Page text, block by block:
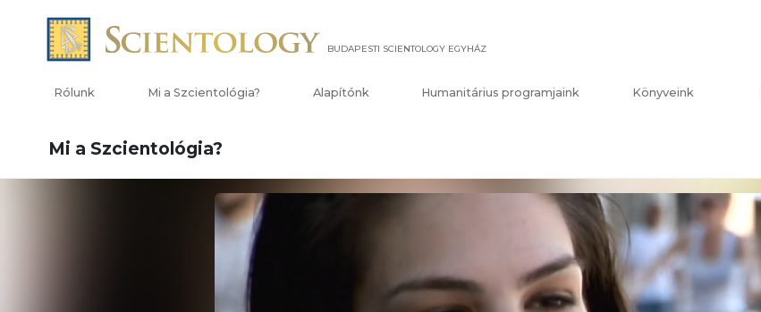
BUDAPESTI SCIENTOLOGY EGYHÁZ
Rólunk Mi a Szcientológia? Alapítónk Humanitárius programjaink Könyveink
Mi a Szcientológia?